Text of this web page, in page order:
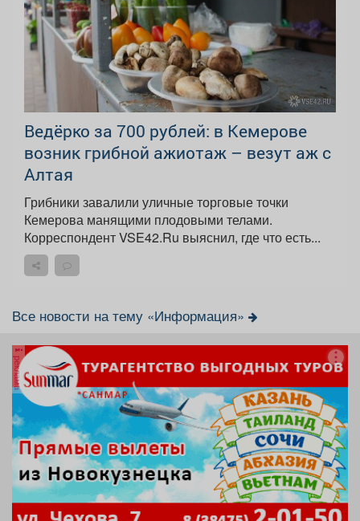
Ведёрко за 700 рублей: в Кемерове
возник грибной ажиотаж – везут аж с
Алтая
Грибники завалили уличные торговые точки
Кемерова манящими плодовыми телами.
Корреспондент VSE42.Ru выяснил, где что есть...
Все новости на тему «Информация»
реклама